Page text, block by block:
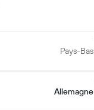
Pays-Bas
Allemagne